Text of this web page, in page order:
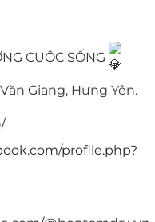
CUỘC SỐNG
Giang, Hưng Yên.
profile.php?